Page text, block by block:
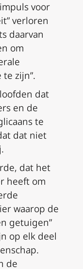
voor
verloren
daarvan
om
zijn”.
dat
en de
te
dat niet
dat het
heeft om
waarop de
getuigen”
op elk deel
de